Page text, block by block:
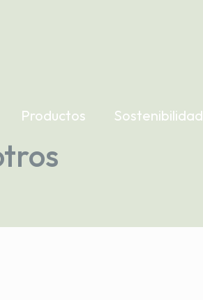
Productos Sostenibilidad